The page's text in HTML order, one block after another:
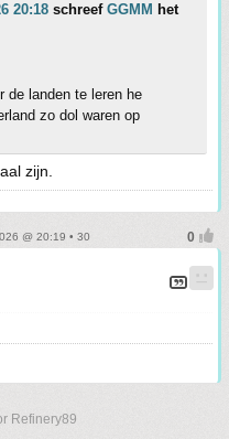
20:18 schreef GGMM het
de landen te leren he
zo dol waren op
zijn.
@ 20:19 • 30
Refinery89